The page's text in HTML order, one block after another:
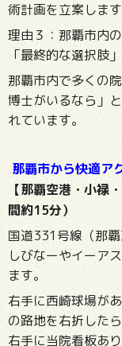
術計画を立案します
理由３：那覇市内
「最終的な選択肢」
那覇市内で多くの
博士がいるなら」
れています。
那覇市から快適ア
【那覇空港・小禄
間約15分）
国道331号線（那
しびなーやイーア
ます。
右手に西崎球場が
の路地を右折した
右手に当院看板あり